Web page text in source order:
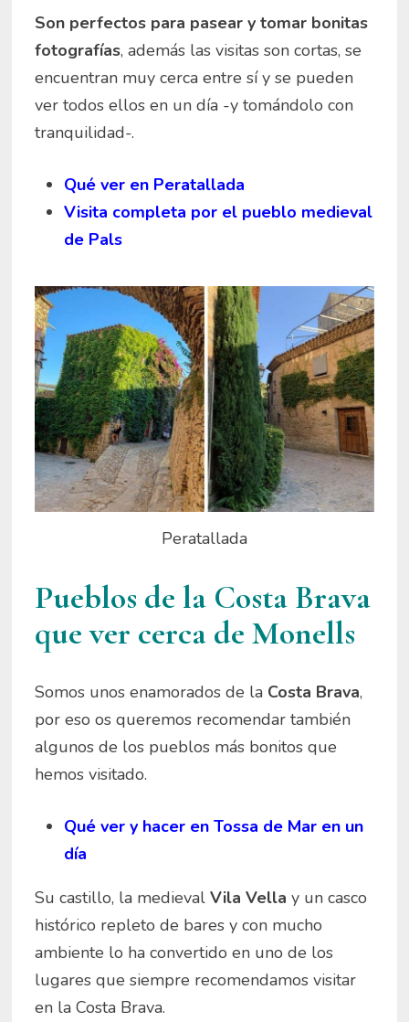
Son perfectos para pasear y tomar bonitas
fotografías, además las visitas son cortas, se
encuentran muy cerca entre sí y se pueden
ver todos ellos en un día -y tomándolo con
tranquilidad-.
Qué ver en Peratallada
Visita completa por el pueblo medieval
de Pals
Peratallada
Pueblos de la Costa Brava
que ver cerca de Monells
Somos unos enamorados de la Costa Brava,
por eso os queremos recomendar también
algunos de los pueblos más bonitos que
hemos visitado.
Qué ver y hacer en Tossa de Mar en un
día
Su castillo, la medieval Vila Vella y un casco
histórico repleto de bares y con mucho
ambiente lo ha convertido en uno de los
lugares que siempre recomendamos visitar
en la Costa Brava.